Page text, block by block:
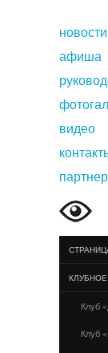
новости
афиша
видео
Клуб
Клуб